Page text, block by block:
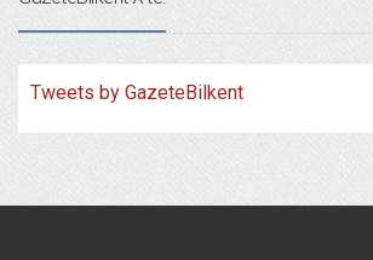
Tweets by GazeteBilkent